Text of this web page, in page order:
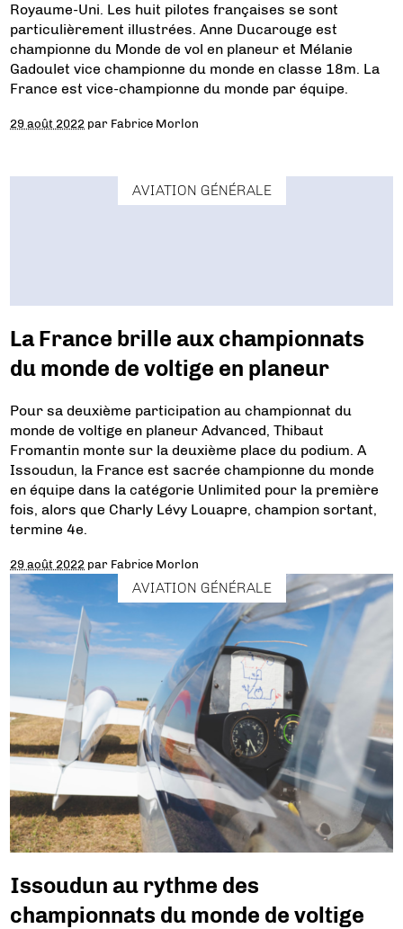
Royaume-Uni. Les huit pilotes françaises se sont
particulièrement illustrées. Anne Ducarouge est
championne du Monde de vol en planeur et Mélanie
Gadoulet vice championne du monde en classe 18m. La
France est vice-championne du monde par équipe.
29 août 2022 par Fabrice Morlon
AVIATION GÉNÉRALE
La France brille aux championnats
du monde de voltige en planeur
Pour sa deuxième participation au championnat du
monde de voltige en planeur Advanced, Thibaut
Fromantin monte sur la deuxième place du podium. A
Issoudun, la France est sacrée championne du monde
en équipe dans la catégorie Unlimited pour la première
fois, alors que Charly Lévy Louapre, champion sortant,
termine 4e.
29 août 2022 par Fabrice Morlon
AVIATION GÉNÉRALE
Issoudun au rythme des
championnats du monde de voltige